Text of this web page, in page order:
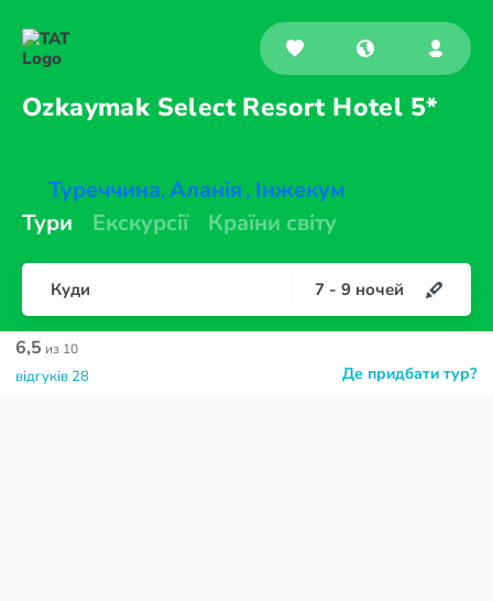
Ozkaymak Select Resort Hotel 5*
Туреччина, Аланія , Інжекум
Тури
Екскурсії Країни світу
Куди 7 - 9 ночей
Де придбати тур?
6,5 из 10
відгуків 28